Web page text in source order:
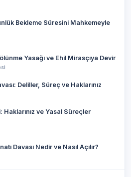
Bekleme Süresini Mahkemeyle
Yasağı ve Ehil Mirasçıya Devir
Deliller, Süreç ve Haklarınız
Haklarınız ve Yasal Süreçler
Davası Nedir ve Nasıl Açılır?